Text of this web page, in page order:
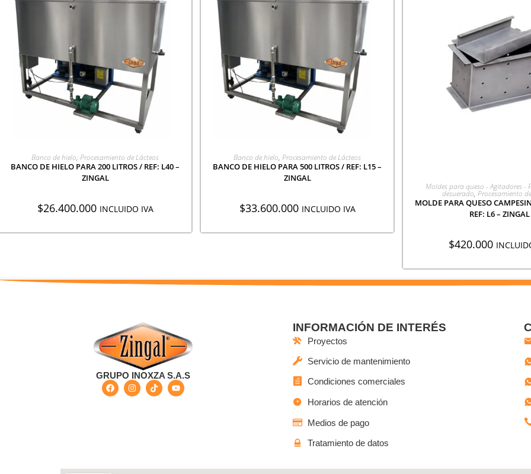
AGREGAR A COTIZACIÓN
Banco de hielo, Procesamiento de Lácteos
BANCO DE HIELO PARA 200 LITROS / REF: L40 –
ZINGAL
$26.400.000 INCLUIDO IVA
AGREGAR A COTIZACIÓN
Banco de hielo, Procesamiento de Lácteos
BANCO DE HIELO PARA 500 LITROS / REF: L15 –
ZINGAL
$33.600.000 INCLUIDO IVA
AGREGAR A
Moldes para queso - Agitadores -
desuerado, Procesamiento
MOLDE PARA QUESO
REF: L6 – ZINGAL
$420.000
GRUPO INOXZA S.A.S
INFORMACIÓN DE INTERÉS
Proyectos
Servicio de mantenimiento
Condiciones comerciales
Horarios de atención
Medios de pago
Tratamiento de datos